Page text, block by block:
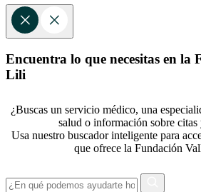
Encuentra lo que necesitas en la
Lili
¿Buscas un servicio médico, una
salud o información sobre citas
Usa nuestro buscador inteligente para
que ofrece la Fundación